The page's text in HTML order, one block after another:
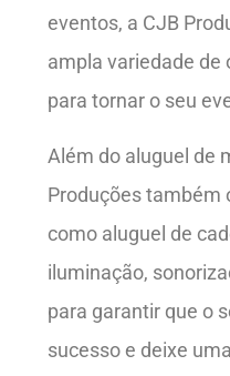
eventos, a CJB
ampla variedade de
para tornar o seu
Além do aluguel de
Produções também
como aluguel de
iluminação,
para garantir que o
sucesso e deixe